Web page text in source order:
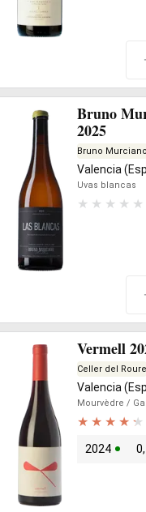
Bruno
2025
Bruno Murciano
Valencia
Uvas blancas
Vermell
Celler del Roure
Valencia
Mourvèdre /
2024